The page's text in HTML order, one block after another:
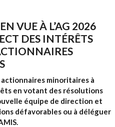
VUE À L’AG 2026
DES INTÉRÊTS
actionnaires minoritaires à
en votant des résolutions
équipe de direction et
défavorables ou à déléguer